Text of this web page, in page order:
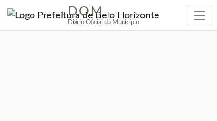
| DOM
Diário Oficial do Município